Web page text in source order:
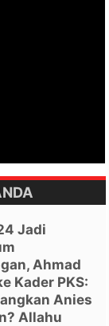
Jadi
Ahmad
Kader PKS:
Anies
Allahu